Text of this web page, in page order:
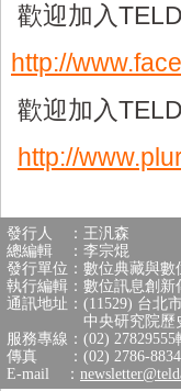
歡迎加入
http://
歡迎加入
http://
發行人 ：王汎森
總編輯 ：李宗焜
發行單位：數位典藏與
執行編輯：數位訊息創新
通訊地址：(11529) 台北
中央研究院歷史語
服務專線：(02) 27829555
傳真 ：(02) 2786-8834
E-mail ：